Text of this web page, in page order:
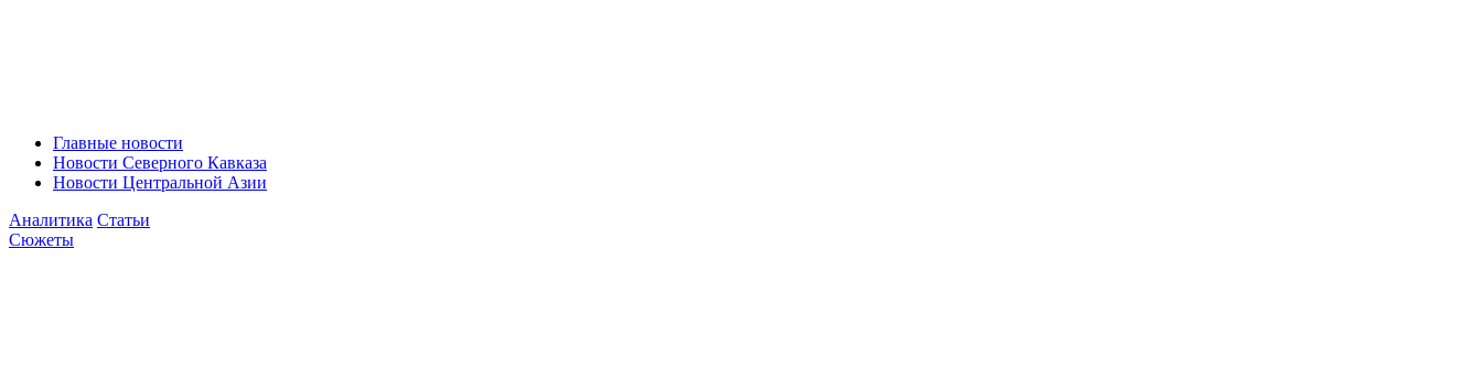
Главные новости
Новости Северного Кавказа
Новости Центральной Азии
Аналитика Статьи
Сюжеты